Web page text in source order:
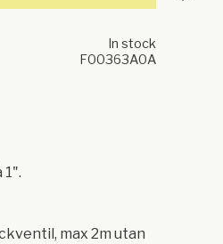
In stock
F00363A0A
1".
max 2m utan